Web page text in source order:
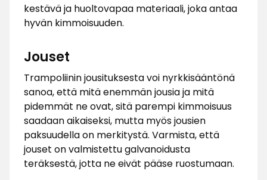
kestävä ja huoltovapaa materiaali, joka antaa
hyvän kimmoisuuden.
Jouset
Trampoliinin jousituksesta voi nyrkkisääntönä
sanoa, että mitä enemmän jousia ja mitä
pidemmät ne ovat, sitä parempi kimmoisuus
saadaan aikaiseksi, mutta myös jousien
paksuudella on merkitystä. Varmista, että
jouset on valmistettu galvanoidusta
teräksestä, jotta ne eivät pääse ruostumaan.